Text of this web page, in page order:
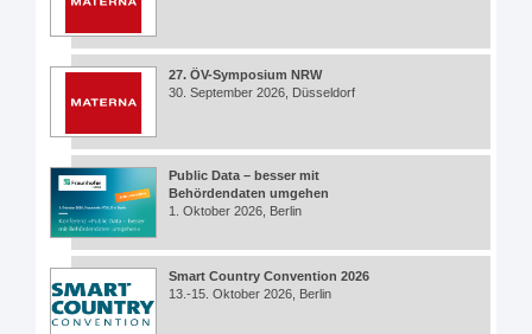
27. ÖV-Symposium NRW
30. September 2026, Düsseldorf
Public Data – besser mit
Behördendaten umgehen
1. Oktober 2026, Berlin
Smart Country Convention 2026
13.-15. Oktober 2026, Berlin